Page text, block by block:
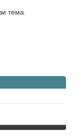
тема.